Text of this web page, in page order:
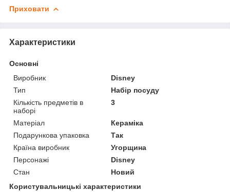
Приховати
Характеристики
Основні
Виробник
Disney
Тип
Набір посуду
Кількість предметів в
наборі
3
Матеріал
Кераміка
Подарункова упаковка
Так
Країна виробник
Угорщина
Персонажі
Disney
Стан
Новий
Користувальницькі характеристики